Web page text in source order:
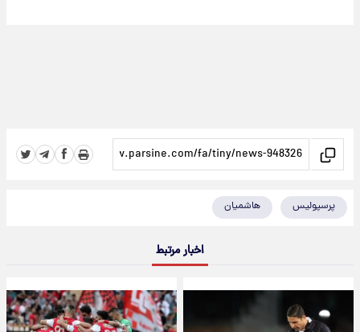
پرسپولیس هاشمیان
اخبار مرتبط